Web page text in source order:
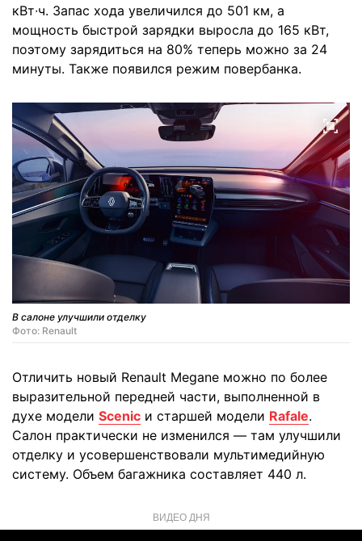
кВт∙ч. Запас хода увеличился до 501 км, а
мощность быстрой зарядки выросла до 165 кВт,
поэтому зарядиться на 80% теперь можно за 24
минуты. Также появился режим повербанка.
В салоне улучшили отделку
Фото: Renault
Отличить новый Renault Megane можно по более
выразительной передней части, выполненной в
духе модели Scenic и старшей модели Rafale.
Салон практически не изменился — там улучшили
отделку и усовершенствовали мультимедийную
систему. Объем багажника составляет 440 л.
ВИДЕО ДНЯ